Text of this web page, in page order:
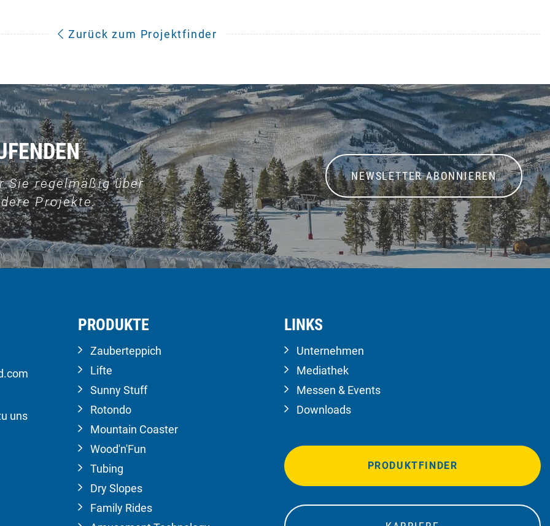
Zurück zum Projektfinder
Sie regelmäßig über
Projekte.
NEWSLETTER ABONNIEREN
uns
PRODUKTE
Zauberteppich
Lifte
Sunny Stuff
Rotondo
Mountain Coaster
Wood'n'Fun
Tubing
Dry Slopes
Family Rides
LINKS
Unternehmen
Mediathek
Messen & Events
Downloads
PRODUKTFINDER